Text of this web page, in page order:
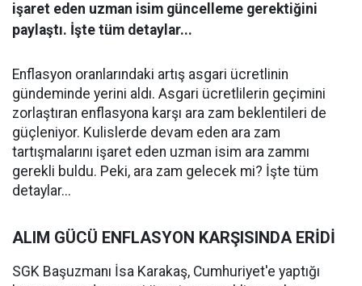
işaret eden uzman isim güncelleme gerektiğini
paylaştı. İşte tüm detaylar...
Enflasyon oranlarındaki artış asgari ücretlinin
gündeminde yerini aldı. Asgari ücretlilerin geçimini
zorlaştıran enflasyona karşı ara zam beklentileri de
güçleniyor. Kulislerde devam eden ara zam
tartışmalarını işaret eden uzman isim ara zammı
gerekli buldu. Peki, ara zam gelecek mi? İşte tüm
detaylar...
ALIM GÜCÜ ENFLASYON KARŞISINDA ERİDİ
SGK Başuzmanı İsa Karakaş, Cumhuriyet'e yaptığı